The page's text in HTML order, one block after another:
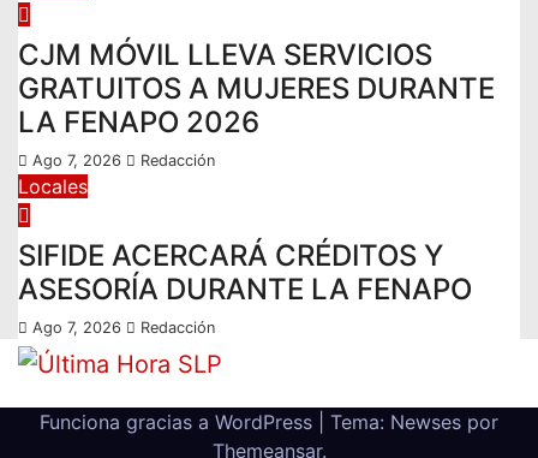
CJM MÓVIL LLEVA SERVICIOS
GRATUITOS A MUJERES DURANTE
LA FENAPO 2026
Ago 7, 2026 Redacción
Locales
SIFIDE ACERCARÁ CRÉDITOS Y
ASESORÍA DURANTE LA FENAPO
Ago 7, 2026 Redacción
Funciona gracias a WordPress
Tema: Newses por
Themeansar.